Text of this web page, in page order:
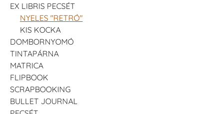
EX LIBRIS PECSÉT
NYELES "RETRÓ"
KIS KOCKA
DOMBORNYOMÓ
TINTAPÁRNA
MATRICA
FLIPBOOK
SCRAPBOOKING
BULLET JOURNAL